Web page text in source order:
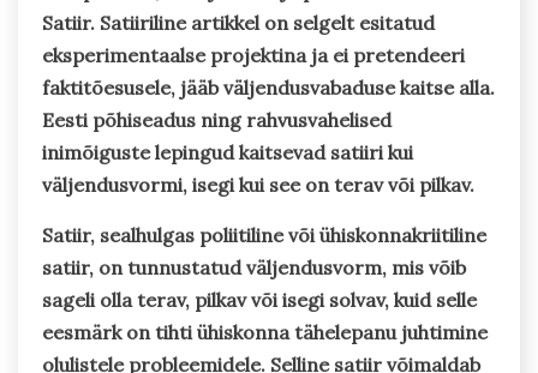
Satiir. Satiiriline artikkel on selgelt esitatud
eksperimentaalse projektina ja ei pretendeeri
faktitõesusele, jääb väljendusvabaduse kaitse alla.
Eesti põhiseadus ning rahvusvahelised
inimõiguste lepingud kaitsevad satiiri kui
väljendusvormi, isegi kui see on terav või pilkav.
Satiir, sealhulgas poliitiline või ühiskonnakriitiline
satiir, on tunnustatud väljendusvorm, mis võib
sageli olla terav, pilkav või isegi solvav, kuid selle
eesmärk on tihti ühiskonna tähelepanu juhtimine
olulistele probleemidele. Selline satiir võimaldab